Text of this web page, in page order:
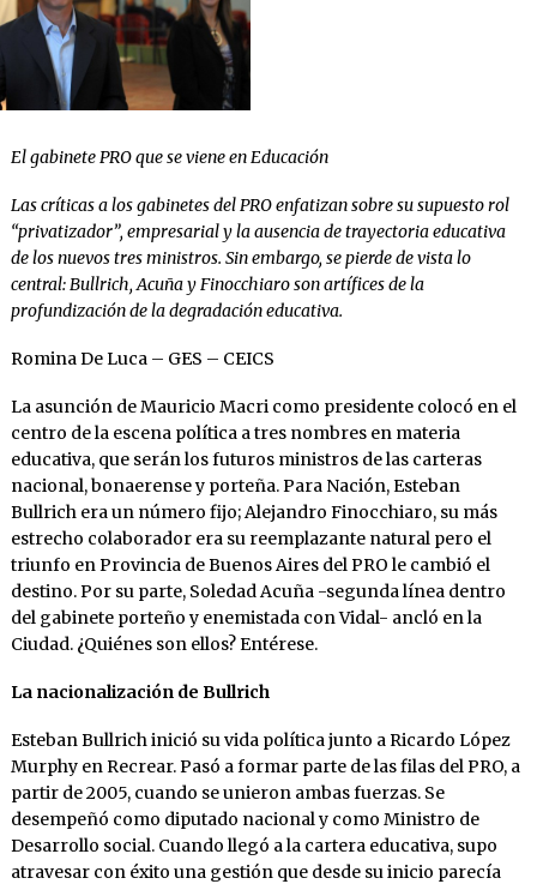
El gabinete PRO que se viene en Educación
Las críticas a los gabinetes del PRO enfatizan sobre su supuesto rol
“privatizador”, empresarial y la ausencia de trayectoria educativa
de los nuevos tres ministros. Sin embargo, se pierde de vista lo
central: Bullrich, Acuña y Finocchiaro son artífices de la
profundización de la degradación educativa.
Romina De Luca – GES – CEICS
La asunción de Mauricio Macri como presidente colocó en el
centro de la escena política a tres nombres en materia
educativa, que serán los futuros ministros de las carteras
nacional, bonaerense y porteña. Para Nación, Esteban
Bullrich era un número fijo; Alejandro Finocchiaro, su más
estrecho colaborador era su reemplazante natural pero el
triunfo en Provincia de Buenos Aires del PRO le cambió el
destino. Por su parte, Soledad Acuña -segunda línea dentro
del gabinete porteño y enemistada con Vidal- ancló en la
Ciudad. ¿Quiénes son ellos? Entérese.
La nacionalización de Bullrich
Esteban Bullrich inició su vida política junto a Ricardo López
Murphy en Recrear. Pasó a formar parte de las filas del PRO, a
partir de 2005, cuando se unieron ambas fuerzas. Se
desempeñó como diputado nacional y como Ministro de
Desarrollo social. Cuando llegó a la cartera educativa, supo
atravesar con éxito una gestión que desde su inicio parecía